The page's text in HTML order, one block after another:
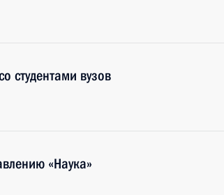
студентами вузов
«Наука»